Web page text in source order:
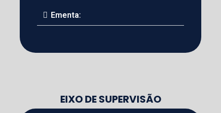
Ementa:
EIXO DE SUPERVISÃO